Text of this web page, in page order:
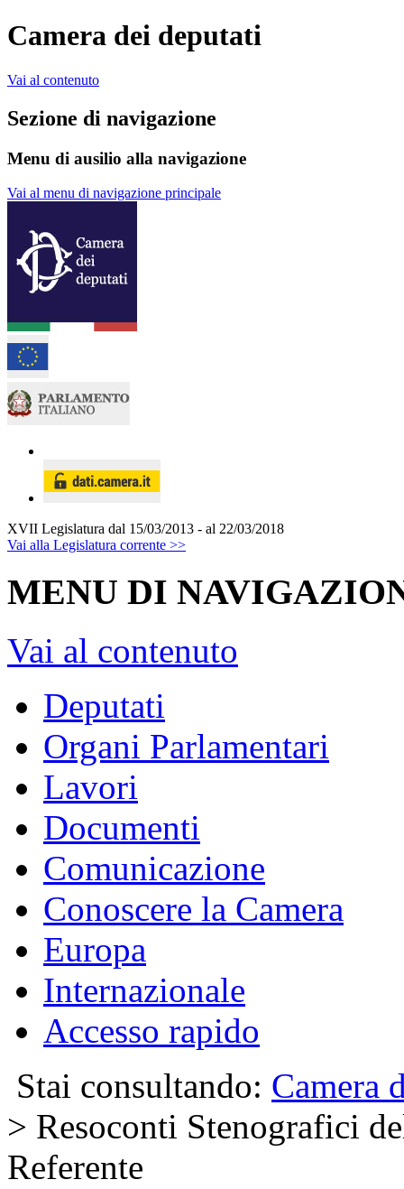
Camera dei deputati
Vai al contenuto
Sezione di navigazione
Menu di ausilio alla navigazione
Vai al menu di navigazione principale
XVII Legislatura dal 15/03/2013 - al 22/03/2018
Vai alla Legislatura corrente >>
MENU DI
Vai al contenuto
Deputati
Organi Parlamentari
Lavori
Documenti
Comunicazione
Conoscere la Camera
Europa
Internazionale
Accesso rapido
Stai consultando: Camera
> Resoconti Stenografici
Referente